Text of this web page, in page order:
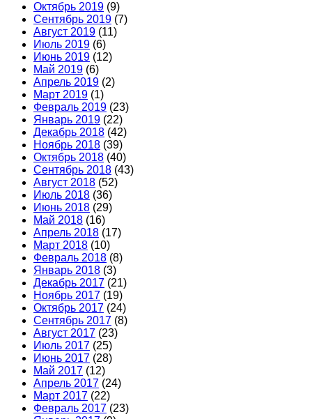
Октябрь 2019 (9)
Сентябрь 2019 (7)
Август 2019 (11)
Июль 2019 (6)
Июнь 2019 (12)
Май 2019 (6)
Апрель 2019 (2)
Март 2019 (1)
Февраль 2019 (23)
Январь 2019 (22)
Декабрь 2018 (42)
Ноябрь 2018 (39)
Октябрь 2018 (40)
Сентябрь 2018 (43)
Август 2018 (52)
Июль 2018 (36)
Июнь 2018 (29)
Май 2018 (16)
Апрель 2018 (17)
Март 2018 (10)
Февраль 2018 (8)
Январь 2018 (3)
Декабрь 2017 (21)
Ноябрь 2017 (19)
Октябрь 2017 (24)
Сентябрь 2017 (8)
Август 2017 (23)
Июль 2017 (25)
Июнь 2017 (28)
Май 2017 (12)
Апрель 2017 (24)
Март 2017 (22)
Февраль 2017 (23)